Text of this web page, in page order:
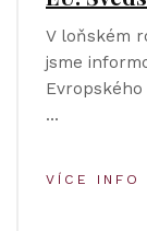
V loňském
jsme
…
VÍCE INFO